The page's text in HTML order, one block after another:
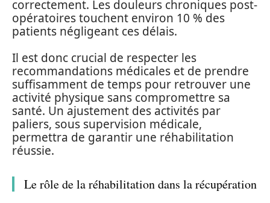
correctement. Les douleurs chroniques post-
opératoires touchent environ 10 % des
patients négligeant ces délais.
Il est donc crucial de respecter les
recommandations médicales et de prendre
suffisamment de temps pour retrouver une
activité physique sans compromettre sa
santé. Un ajustement des activités par
paliers, sous supervision médicale,
permettra de garantir une réhabilitation
réussie.
Le rôle de la réhabilitation dans la récupération